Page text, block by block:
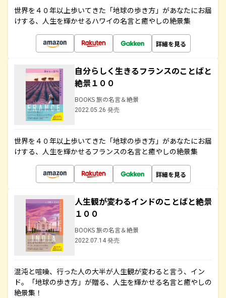
世界を４０年以上歩いてきた「地球の歩き方」があなたにお届
けする、人生を輝かせるハワイの名言と癒やしの絶景集
詳細を見る
自分らしく生きるフランスのことばと
絶景１００
BOOKS 旅の名言＆絶景
2022.05.26 発売
世界を４０年以上歩いてきた「地球の歩き方」があなたにお届
けする、人生を輝かせるフランスの名言と癒やしの絶景集
詳細を見る
人生観が変わるインドのことばと絶景
１００
BOOKS 旅の名言＆絶景
2022.07.14 発売
混沌と喧噪、行った人の大半が人生観が変わると言う、イン
ド。「地球の歩き方」が贈る、人生を輝かせる名言と癒やしの
絶景集！